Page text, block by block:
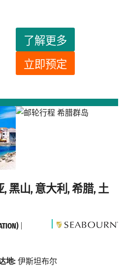
了解更多
立即预定
黑山, 意大利, 希腊, 土
|
地: 伊斯坦布尔